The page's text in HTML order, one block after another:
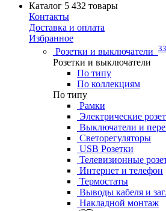
Каталог 5 432 товары
Контакты
Доставка и оплата
Избранное
Розетки и выключатели
Розетки и выключатели
По типу
По коллекциям
По типу
Рамки
Электрические
Выключатели и
Светорегуляторы
USB Розетки
Телевизионные
Интернет и телефон
Термостаты
Выводы кабеля и
Накладной монтаж